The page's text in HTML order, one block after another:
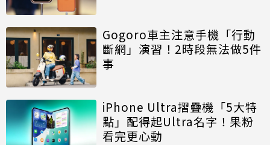
Gogoro車主注意手機「行動
斷網」演習！2時段無法做5件
事
iPhone Ultra摺疊機「5大特
點」配得起Ultra名字！果粉
看完更心動